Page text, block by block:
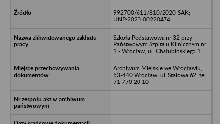
992700/611/810/2020-SAK;
UNP:2020-00220474
Szkoła Podstawowa nr 32 przy
Państwowym Szpitalu Klinicznym nr
1 - Wrocław, ul. Chałubińskiego 1
Archiwum Miejskie we Wrocławiu,
53-440 Wrocław, ul. Stalowa 62, tel.
71 770 20 10